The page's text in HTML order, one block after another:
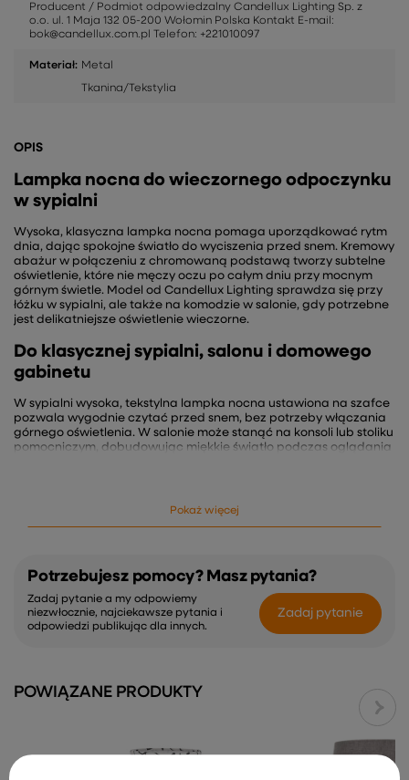
Producent / Podmiot odpowiedzalny Candellux Lighting Sp. z
o.o. ul. 1 Maja 132 05-200 Wołomin Polska Kontakt E-mail:
bok@candellux.com.pl Telefon: +221010097
Materiał: Metal
Tkanina/Tekstylia
OPIS
Lampka nocna do wieczornego odpoczynku
w sypialni
Wysoka, klasyczna lampka nocna pomaga uporządkować rytm
dnia, dając spokojne światło do wyciszenia przed snem. Kremowy
abażur w połączeniu z chromowaną podstawą tworzy subtelne
oświetlenie, które nie męczy oczu po całym dniu przy mocnym
górnym świetle. Model od Candellux Lighting sprawdza się przy
łóżku w sypialni, ale także na komodzie w salonie, gdy potrzebne
jest delikatniejsze oświetlenie wieczorne.
Do klasycznej sypialni, salonu i domowego
gabinetu
W sypialni wysoka, tekstylna lampka nocna ustawiona na szafce
pozwala wygodnie czytać przed snem, bez potrzeby włączania
górnego oświetlenia. W salonie może stanąć na konsoli lub stoliku
pomocniczym, dobudowując miękkie światło podczas oglądania
światła przy biurku. Kremowy abażur dobrze wpisuje się w
aranżacje w stylu klasycznym, Hampton i vintage, budując
Miękkie, rozproszone światło do wyciszenia
Pojedynczy punkt świetlny z oprawką E27 – umożliwia
dobór żarówki pod własne potrzeby, od cieplejszej do
relaksu po jaśniejszą do czytania.
Kremowy abażur z tkaniny – rozprasza światło, tworząc
równomierną poświatę odpowiednią do rozmów, nocnego
szafce lub komodzie, co ma znaczenie przy codziennym
użytkowaniu w sypialni lub salonie.
Pokaż więcej
Potrzebujesz pomocy? Masz pytania?
Zadaj pytanie a my odpowiemy
niezwłocznie, najciekawsze pytania i
odpowiedzi publikując dla innych.
Zadaj pytanie
POWIĄZANE PRODUKTY